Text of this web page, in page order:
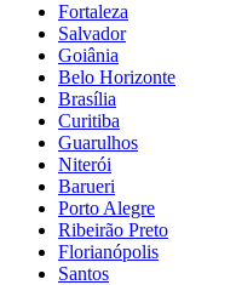
Fortaleza
Salvador
Goiânia
Belo Horizonte
Brasília
Curitiba
Guarulhos
Niterói
Barueri
Porto Alegre
Ribeirão Preto
Florianópolis
Santos